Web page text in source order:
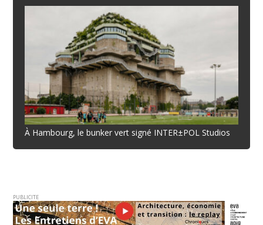
À Hambourg, le bunker vert signé INTER±POL Studios
PUBLICITE